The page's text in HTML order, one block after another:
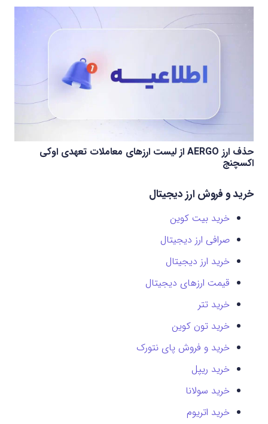
حذف ارز AERGO از لیست ارزهای معاملات تعهدی اوکی
اکسچنج
خرید و فروش ارز دیجیتال
خرید بیت کوین
صرافی ارز دیجیتال
خرید ارز دیجیتال
قیمت ارزهای دیجیتال
خرید تتر
خرید تون کوین
خرید و فروش پای نتورک
خرید ریپل
خرید سولانا
خرید اتریوم